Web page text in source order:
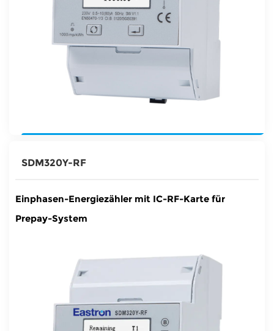
SDM320Y-RF
Einphasen-Energiezähler mit IC-RF-Karte für
Prepay-System